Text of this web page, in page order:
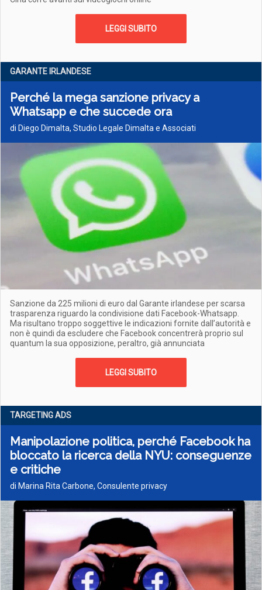
LEGGI SUBITO
GARANTE IRLANDESE
Perché la mega sanzione privacy a
Whatsapp e che succede ora
di Diego Dimalta, Studio Legale Dimalta e Associati
Sanzione da 225 milioni di euro dal Garante irlandese per scarsa
trasparenza riguardo la condivisione dati Facebook-Whatsapp.
Ma risultano troppo soggettive le indicazioni fornite dall’autorità e
non è quindi da escludere che Facebook concentrerà proprio sul
quantum la sua opposizione, peraltro, già annunciata
LEGGI SUBITO
TARGETING ADS
Manipolazione politica, perché Facebook ha
bloccato la ricerca della NYU: conseguenze
e critiche
di Marina Rita Carbone, Consulente privacy